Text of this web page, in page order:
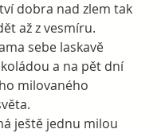
dobra nad zlem tak
až z vesmíru.
sebe laskavě
a na pět dní
milovaného
ještě jednu milou